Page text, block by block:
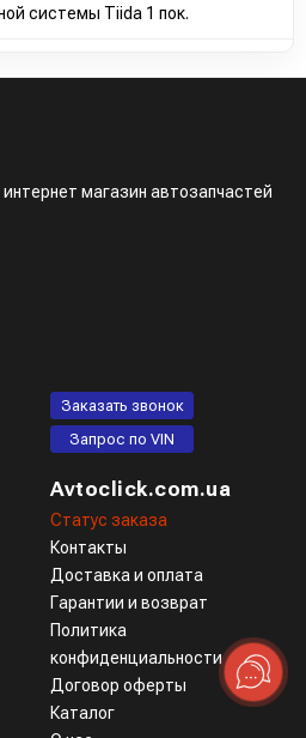
системы Tiida 1 пок.
магазин автозапчастей
Заказать звонок
Запрос по VIN
Avtoclick.com.ua
Статус заказа
Контакты
Доставка и оплата
Гарантии и возврат
Политика
конфиденциальности
Договор оферты
Каталог